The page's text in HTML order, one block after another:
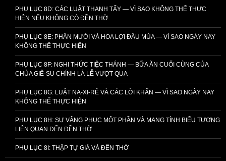
PHỤ LỤC 8D: CÁC LUẬT THANH TẨY — VÌ SAO KHÔNG THỂ THỰC
HIỆN NẾU KHÔNG CÓ ĐỀN THỜ
PHỤ LỤC 8E: PHẦN MƯỜI VÀ HOA LỢI ĐẦU MÙA — VÌ SAO NGÀY NAY
KHÔNG THỂ THỰC HIỆN
PHỤ LỤC 8F: NGHI THỨC TIỆC THÁNH — BỮA ĂN CUỐI CÙNG CỦA
CHÚA GIÊ-SU CHÍNH LÀ LỄ VƯỢT QUA
PHỤ LỤC 8G: LUẬT NA-XI-RÊ VÀ CÁC LỜI KHẤN — VÌ SAO NGÀY NAY
KHÔNG THỂ THỰC HIỆN
PHỤ LỤC 8H: SỰ VÂNG PHỤC MỘT PHẦN VÀ MANG TÍNH BIỂU TƯỢNG
LIÊN QUAN ĐẾN ĐỀN THỜ
PHỤ LỤC 8I: THẬP TỰ GIÁ VÀ ĐỀN THỜ